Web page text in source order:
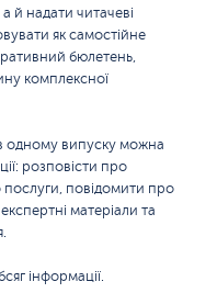
й надати читачеві
як самостійне
бюлетень,
комплексної
одному випуску можна
розповісти про
повідомити про
матеріали та
інформації.